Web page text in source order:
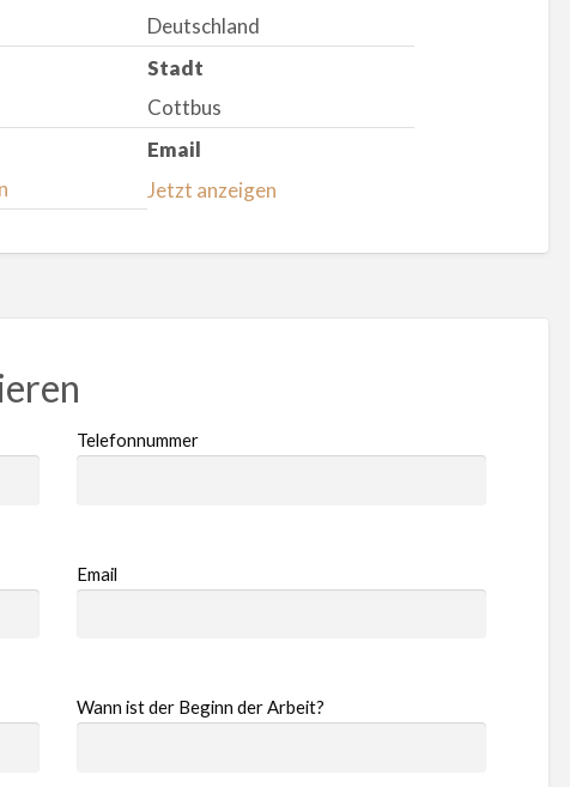
Deutschland
Stadt
Cottbus
Email
Jetzt anzeigen
Telefonnummer
Email
Wann ist der Beginn der Arbeit?